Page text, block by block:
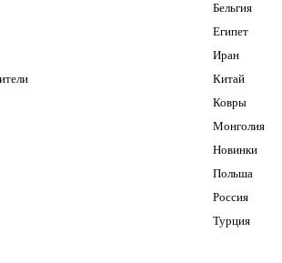
Бельгия
Египет
Иран
Китай
Ковры
Монголия
Новинки
Польша
Россия
Турция